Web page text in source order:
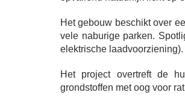
Het gebouw beschikt over
vele naburige parken.
elektrische laadvoorziening).
Het project overtreft de
grondstoffen met oog voor